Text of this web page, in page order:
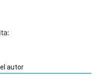
autor